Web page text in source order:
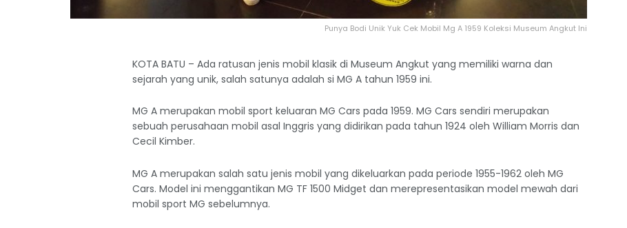
Punya Bodi Unik Yuk Cek Mobil Mg A 1959 Koleksi Museum Angkut Ini
KOTA BATU – Ada ratusan jenis mobil klasik di Museum Angkut yang memiliki warna dan
sejarah yang unik, salah satunya adalah si MG A tahun 1959 ini.
MG A merupakan mobil sport keluaran MG Cars pada 1959. MG Cars sendiri merupakan
sebuah perusahaan mobil asal Inggris yang didirikan pada tahun 1924 oleh William Morris dan
Cecil Kimber.
MG A merupakan salah satu jenis mobil yang dikeluarkan pada periode 1955-1962 oleh MG
Cars. Model ini menggantikan MG TF 1500 Midget dan merepresentasikan model mewah dari
mobil sport MG sebelumnya.